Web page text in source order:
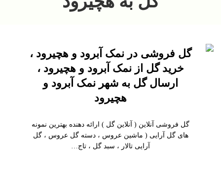
گل فروشی در نمک آبرود و هچیرود ،
خرید گل از نمک آبرود و هچیرود ،
ارسال گل به شهر نمک آبرود و
هچیرود
گل فروشی آنلاین ( آنلاین گل ) ارائه دهنده بهترین نمونه
های گل آرایی ( ماشین عروس ، دسته گل عروس ، گل
آرایی تالار ، سبد گل ، تاج…